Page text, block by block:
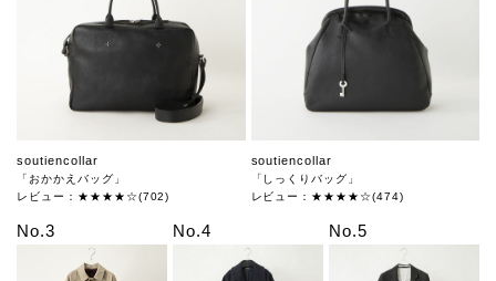
soutiencollar
「おかかえバッグ」
レビュー：★★★★☆(702)
soutiencollar
「しっくりバッグ」
レビュー：★★★★☆(474)
No.3 No.4 No.5